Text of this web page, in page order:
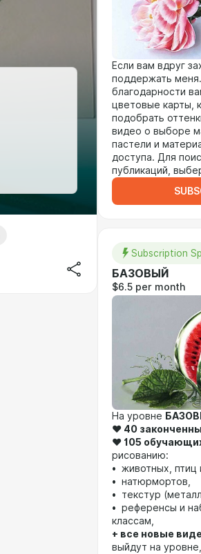
Если вам вдруг
поддержать
благодарности
цветовые карты,
подобрать
видео о выборе
пастели и
доступа. Для
публикаций,
Subscription
БАЗОВЫЙ
$6.5 per month
На уровне
❤️ 40
❤️ 105
рисованию:
• животных, птиц
• натюрмортов,
• текстур
• референсы и
классам,
+ все новые
выйдут на уровне,